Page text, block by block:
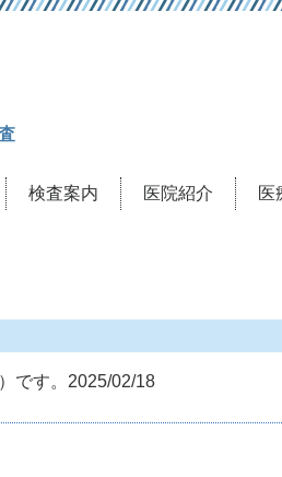
検査案内 医院紹介 医
です。2025/02/18